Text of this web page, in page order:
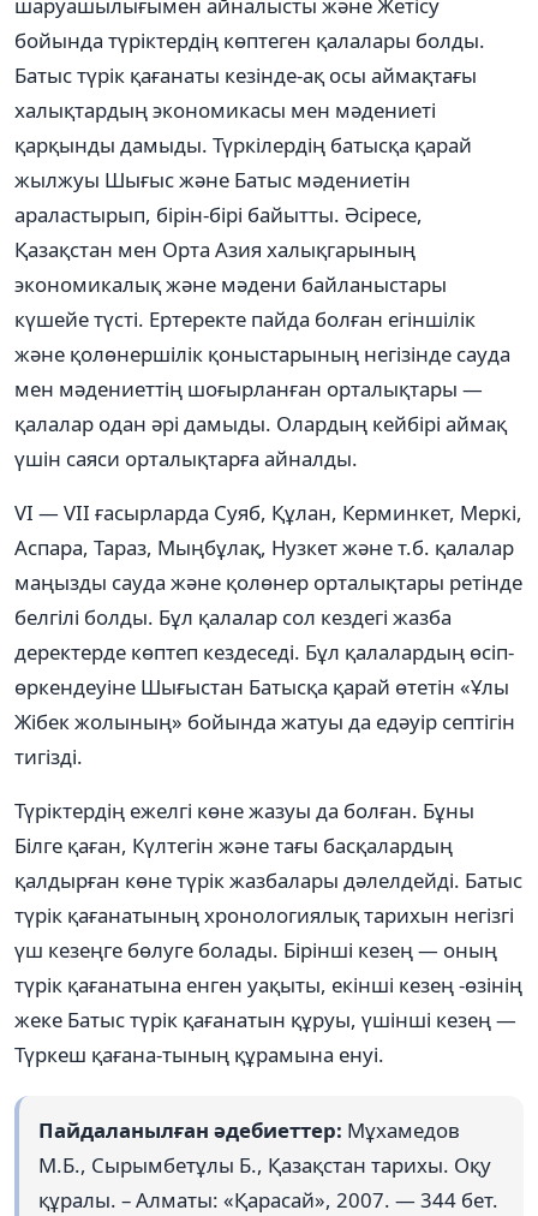
бойында түріктердің көптеген қалалары болды.
Батыс түрік қағанаты кезінде-ақ осы аймақтағы
халықтардың экономикасы мен мәдениеті
қарқынды дамыды. Түркілердің батысқа қарай
жылжуы Шығыс және Батыс мәдениетін
араластырып, бірін-бірі байытты. Әсіресе,
Қазақстан мен Орта Азия халықгарының
экономикалық және мәдени байланыстары
күшейе түсті. Ертеректе пайда болған егіншілік
және қолөнершілік қоныстарының негізінде сауда
мен мәдениеттің шоғырланған орталықтары —
қалалар одан әрі дамыды. Олардың кейбірі аймақ
үшін саяси орталықтарға айналды.
VI — VII ғасырларда Суяб, Құлан, Керминкет, Меркі,
Аспара, Тараз, Мыңбұлақ, Нузкет және т.б. қалалар
маңызды сауда және қолөнер орталықтары ретінде
белгілі болды. Бұл қалалар сол кездегі жазба
деректерде көптеп кездеседі. Бұл қалалардың өсіп-
өркендеуіне Шығыстан Батысқа қарай өтетін «Ұлы
Жібек жолының» бойында жатуы да едәуір септігін
тигізді.
Түріктердің ежелгі көне жазуы да болған. Бұны
Білге қаған, Күлтегін және тағы басқалардың
қалдырған көне түрік жазбалары дәлелдейді. Батыс
түрік қағанатының хронологиялық тарихын негізгі
үш кезеңге бөлуге болады. Бірінші кезең — оның
түрік қағанатына енген уақыты, екінші кезең -өзінің
жеке Батыс түрік қағанатын құруы, үшінші кезең —
Түркеш қағана-тының құрамына енуі.
Пайдаланылған әдебиеттер: Мұхамедов
М.Б., Сырымбетұлы Б., Қазақстан тарихы. Оқу
құралы. – Алматы: «Қарасай», 2007. — 344 бет.